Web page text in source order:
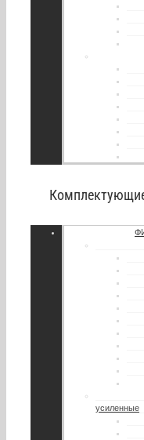
усиленные